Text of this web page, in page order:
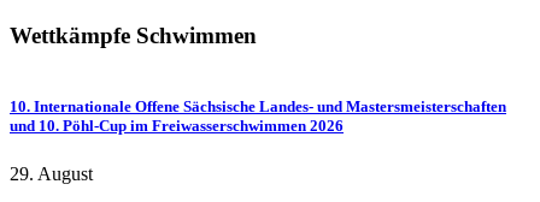
Wettkämpfe Schwimmen
10. Internationale Offene Sächsische Landes- und Mastersmeisterschaften
und 10. Pöhl-Cup im Freiwasserschwimmen 2026
29. August